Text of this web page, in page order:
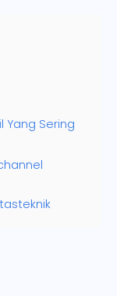
Yang Sering